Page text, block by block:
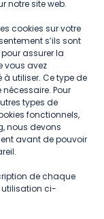
notre site web.
cookies sur votre
s’ils sont
assurer la
vous avez
utiliser. Ce type de
Pour
types de
fonctionnels,
nous devons
avant de pouvoir
de chaque
utilisation ci-